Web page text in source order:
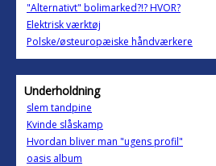
"Alternativt" bolimarked?!? HVOR?
Elektrisk værktøj
Polske/østeuropæiske håndværkere
Underholdning
slem tandpine
Kvinde slåskamp
Hvordan bliver man "ugens profil"
oasis album